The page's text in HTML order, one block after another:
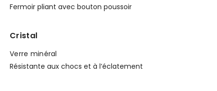
Fermoir pliant avec bouton poussoir
Cristal
Verre minéral
Résistante aux chocs et à l’éclatement